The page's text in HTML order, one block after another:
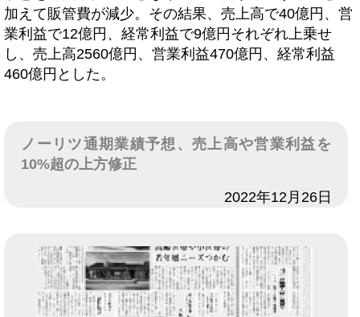
加えて販管費が減少。その結果、売上高で40億円、営
業利益で12億円、経常利益で9億円それぞれ上乗せ
し、売上高2560億円、営業利益470億円、経常利益
460億円とした。
ノーリツ通期業績予想、売上高や営業利益を
10%超の上方修正
2022年12月26日